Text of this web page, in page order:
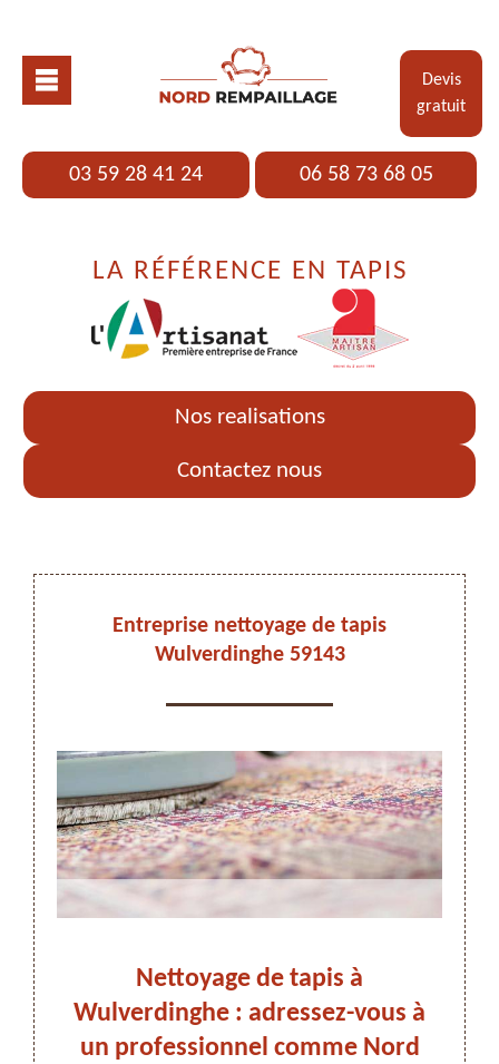
Devis
gratuit
03 59 28 41 24 06 58 73 68 05
LA RÉFÉRENCE EN TAPIS
Nos realisations
Contactez nous
Entreprise nettoyage de tapis
Wulverdinghe 59143
Nettoyage de tapis à
Wulverdinghe : adressez-vous à
un professionnel comme Nord